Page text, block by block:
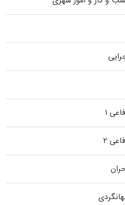
۱
۲